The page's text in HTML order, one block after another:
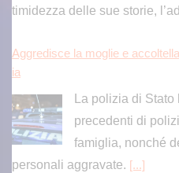
timidezza delle sue storie,
Aggredisce la moglie e
ia
La polizia di Stato
precedenti di
famiglia, nonché
personali aggravate. [...]